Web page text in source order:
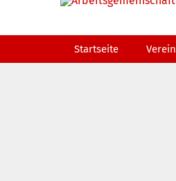
Startseite Verein